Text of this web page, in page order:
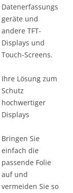
Datenerfassungs
geräte und
andere TFT-
Displays und
Touch-Screens.
Ihre Lösung zum
Schutz
hochwertiger
Displays
Bringen Sie
einfach die
passende Folie
auf und
vermeiden Sie so